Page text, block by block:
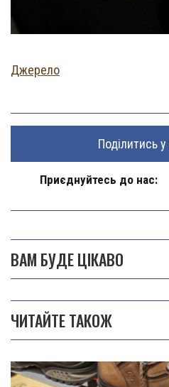
Джерело
Поділитись у
Приєднуйтесь до нас:
ВАМ БУДЕ ЦІКАВО
ЧИТАЙТЕ ТАКОЖ